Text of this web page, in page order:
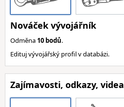
Nováček vývojářník
Odměna 10 bodů.
Edituj vývojářský profil v databázi.
Zajímavosti, odkazy, videa